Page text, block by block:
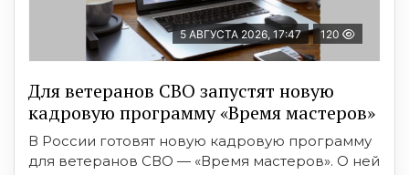
5 АВГУСТА 2026, 17:47 120
Для ветеранов СВО запустят новую
кадровую программу «Время мастеров»
В России готовят новую кадровую программу
для ветеранов СВО — «Время мастеров». О ней